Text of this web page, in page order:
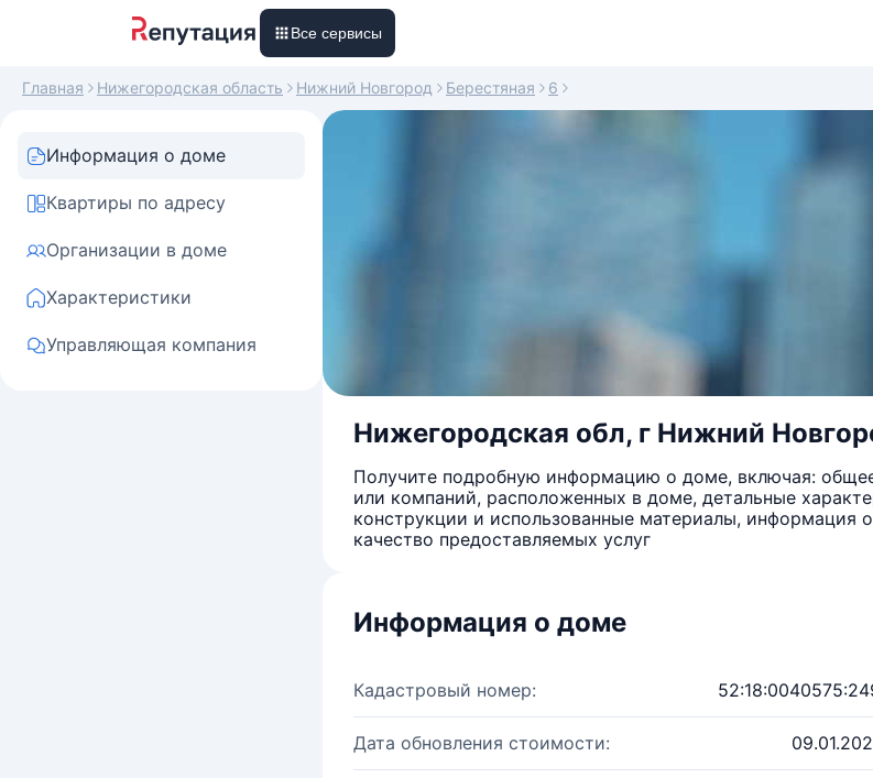
Все сервисы
Главная Нижегородская область Нижний Новгород Берестяная 6
Информация о доме
Квартиры по адресу
Организации в доме
Характеристики
Управляющая компания
Нижегородская обл, г Нижний
Получите подробную информацию о доме, включая:
или компаний, расположенных в доме, детальные
конструкции и использованные материалы, информация
качество предоставляемых услуг
Информация о доме
Кадастровый номер:
Дата обновления стоимости: